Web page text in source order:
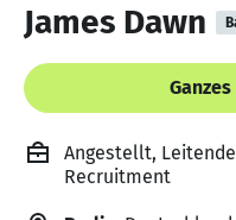
James Dawn
Angestellt,
Recruitment